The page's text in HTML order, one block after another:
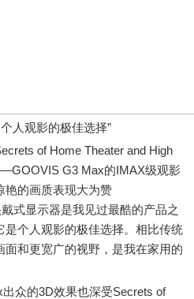
人观影的极佳选择”
of Home Theater and High
G3 Max的IMAX级观影
艳的画质表现大为赞
式显示器是我见过最酷的产品之
个人观影的极佳选择。相比传统
和更宽广的视野，是我在家用的
的3D效果也深受Secrets of